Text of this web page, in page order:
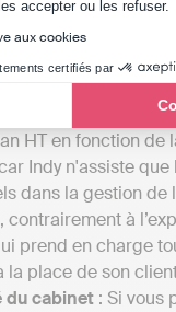
accepter ou les refuser.
aux cookies
certifiés par
comptable
d'euros si votre
gestion comptable
revanche, pour une
Indy, les coûts se
HT en fonction de
Indy n'assiste que
dans la gestion de
à
prend en charge
la place de son
du cabinet : Si vous